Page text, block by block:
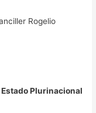
Rogelio
Plurinacional